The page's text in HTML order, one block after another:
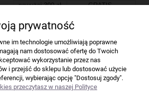
powyżej 300 zł
GRATIS
Firma
wg producentów
wg producentów
prywatność
im technologie umożliwiają poprawne
nam dostosować ofertę do Twoich
wykorzystanie przez nas
i przejść do sklepu lub dostosować użycie
wybierając opcję "Dostosuj zgody".
przeczytasz w naszej Polityce